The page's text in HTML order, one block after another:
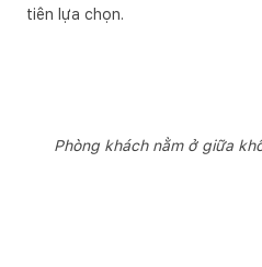
tiên lựa chọn.
Phòng khách nằm ở giữa